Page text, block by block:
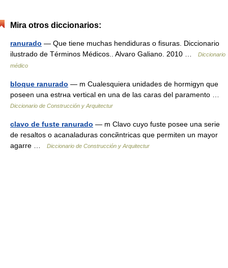
Mira otros diccionarios:
ranurado — Que tiene muchas hendiduras o fisuras. Diccionario
ilustrado de Términos Médicos.. Alvaro Galiano. 2010 …
Diccionario
médico
bloque ranurado — m Cualesquiera unidades de hormigуn que
poseen una estrнa vertical en una de las caras del paramento …
Diccionario de Construcción y Arquitectur
clavo de fuste ranurado — m Clavo cuyo fuste posee una serie
de resaltos o acanaladuras concйntricas que permiten un mayor
agarre …
Diccionario de Construcción y Arquitectur